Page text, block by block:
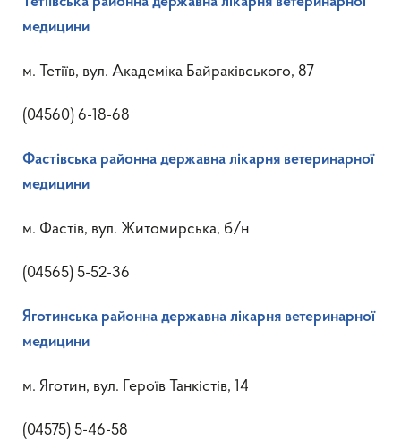
медицини
м. Тетіїв, вул. Академіка Байраківського, 87
(04560) 6-18-68
Фастівська районна державна лікарня ветеринарної
медицини
м. Фастів, вул. Житомирська, б/н
(04565) 5-52-36
Яготинська районна державна лікарня ветеринарної
медицини
м. Яготин, вул. Героїв Танкістів, 14
(04575) 5-46-58